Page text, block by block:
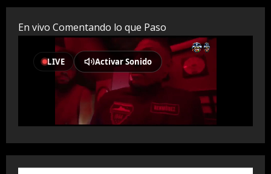
En vivo Comentando lo que Paso